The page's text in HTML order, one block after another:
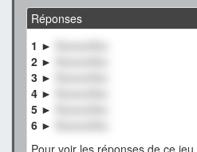
Réponses
1 ►
XxxxxxXxx
2 ►
3 ►
4 ►
5 ►
6 ►
Pour voir les réponses de ce jeu,